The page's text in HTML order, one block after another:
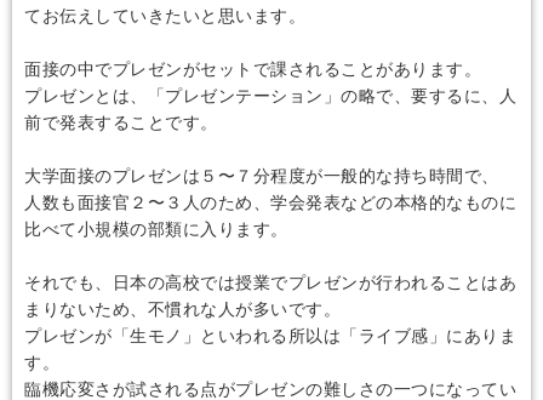
てお伝えしていきたいと思います。
面接の中でプレゼンがセットで課されることがあります。
プレゼンとは、「プレゼンテーション」の略で、要するに、人
前で発表することです。
大学面接のプレゼンは５〜７分程度が一般的な持ち時間で、
人数も面接官２〜３人のため、学会発表などの本格的なものに
比べて小規模の部類に入ります。
それでも、日本の高校では授業でプレゼンが行われることはあ
まりないため、不慣れな人が多いです。
プレゼンが「生モノ」といわれる所以は「ライブ感」にありま
す。
臨機応変さが試される点がプレゼンの難しさの一つになってい